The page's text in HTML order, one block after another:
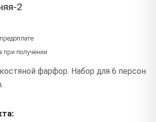
2
при получении
фарфор. Набор для 6 персон